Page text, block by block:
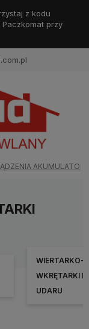
z kodu
przy
WIERTARKO-
WKRĘTARKI
UDARU